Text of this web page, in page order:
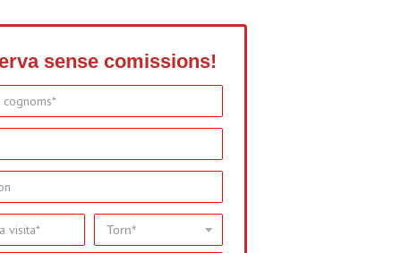
sense comissions!